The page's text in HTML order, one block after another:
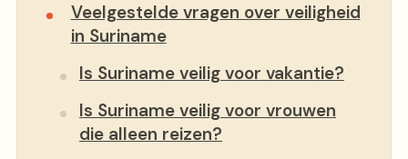
Veelgestelde vragen over veiligheid
in Suriname
Is Suriname veilig voor vakantie?
Is Suriname veilig voor vrouwen
die alleen reizen?